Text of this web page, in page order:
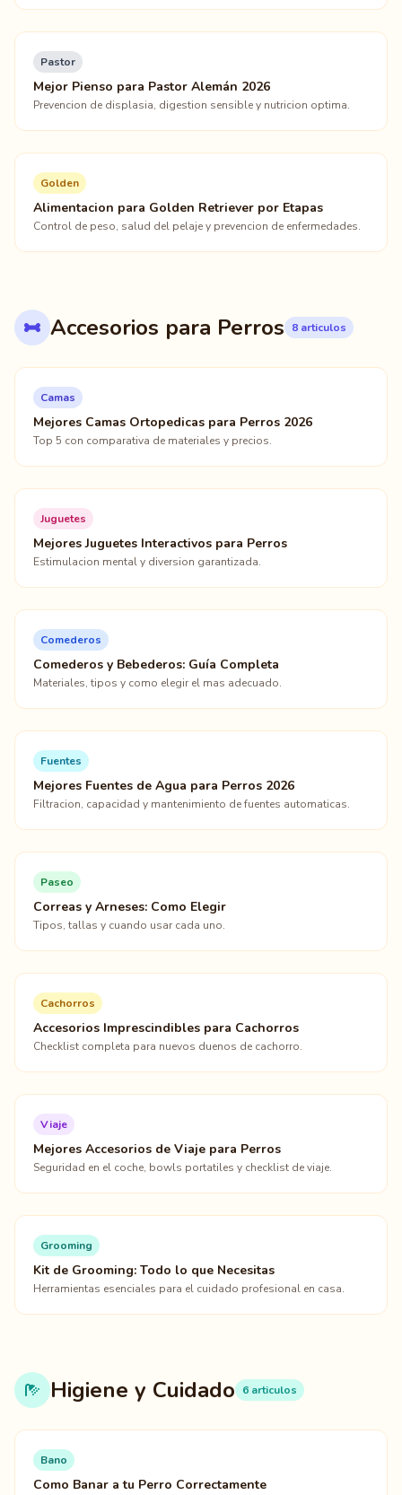
Pastor
Mejor Pienso para Pastor Alemán 2026
Prevencion de displasia, digestion sensible y nutricion optima.
Golden
Alimentacion para Golden Retriever por Etapas
Control de peso, salud del pelaje y prevencion de enfermedades.
Accesorios para Perros 8 articulos
Camas
Mejores Camas Ortopedicas para Perros 2026
Top 5 con comparativa de materiales y precios.
Juguetes
Mejores Juguetes Interactivos para Perros
Estimulacion mental y diversion garantizada.
Comederos
Comederos y Bebederos: Guía Completa
Materiales, tipos y como elegir el mas adecuado.
Fuentes
Mejores Fuentes de Agua para Perros 2026
Filtracion, capacidad y mantenimiento de fuentes automaticas.
Paseo
Correas y Arneses: Como Elegir
Tipos, tallas y cuando usar cada uno.
Cachorros
Accesorios Imprescindibles para Cachorros
Checklist completa para nuevos duenos de cachorro.
Viaje
Mejores Accesorios de Viaje para Perros
Seguridad en el coche, bowls portatiles y checklist de viaje.
Grooming
Kit de Grooming: Todo lo que Necesitas
Herramientas esenciales para el cuidado profesional en casa.
Higiene y Cuidado 6 articulos
Bano
Como Banar a tu Perro Correctamente